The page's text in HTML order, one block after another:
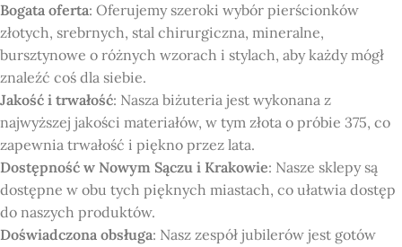
Bogata oferta: Oferujemy szeroki wybór pierścionków
złotych, srebrnych, stal chirurgiczna, mineralne,
bursztynowe o różnych wzorach i stylach, aby każdy mógł
znaleźć coś dla siebie.
Jakość i trwałość: Nasza biżuteria jest wykonana z
najwyższej jakości materiałów, w tym złota o próbie 375, co
zapewnia trwałość i piękno przez lata.
Dostępność w Nowym Sączu i Krakowie: Nasze sklepy są
dostępne w obu tych pięknych miastach, co ułatwia dostęp
do naszych produktów.
Doświadczona obsługa: Nasz zespół jubilerów jest gotów